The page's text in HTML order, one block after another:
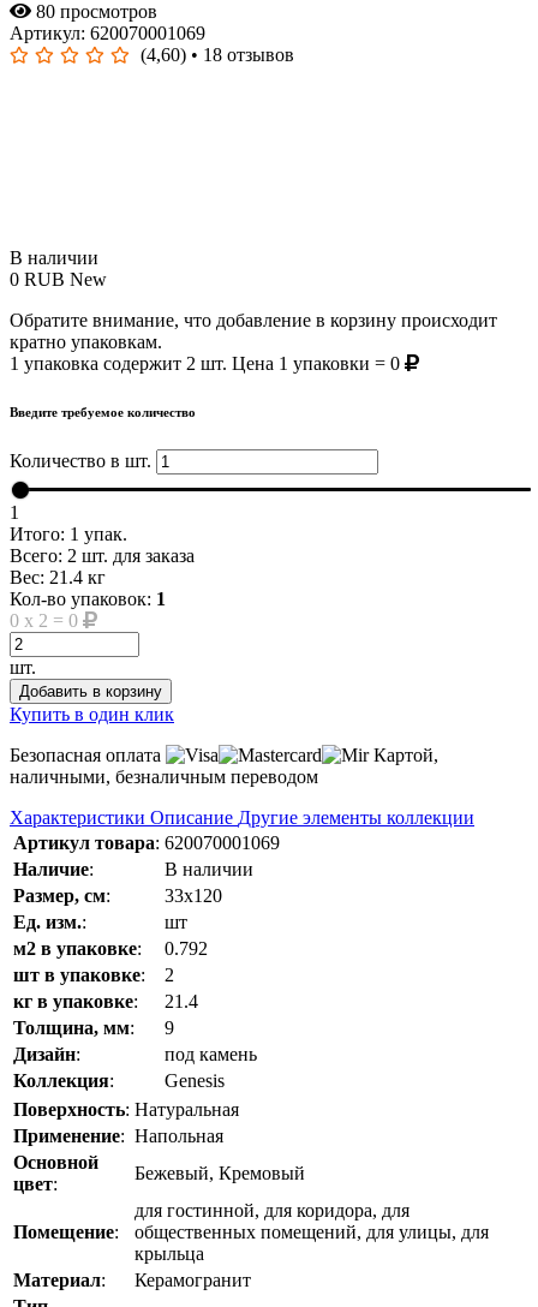
80 просмотров
Артикул: 620070001069
(4,60) • 18 отзывов
В наличии
0 RUB New
Обратите внимание, что добавление в корзину происходит
кратно упаковкам.
1 упаковка содержит 2 шт. Цена 1 упаковки = 0
Введите требуемое количество
Количество в шт.
1
Итого: 1 упак.
Всего: 2 шт. для заказа
Вес: 21.4 кг
Кол-во упаковок: 1
0 x 2 = 0
шт.
Добавить в корзину
Купить в один клик
Безопасная оплата
Картой,
наличными, безналичным переводом
Характеристики Описание Другие элементы коллекции
Артикул товара: 620070001069
Наличие:
В наличии
Размер, см:
33x120
Ед. изм.:
шт
м2 в упаковке:
0.792
шт в упаковке:
2
кг в упаковке:
21.4
Толщина, мм:
9
Дизайн:
под камень
Коллекция:
Genesis
Поверхность: Натуральная
Применение: Напольная
Основной
цвет:
Бежевый, Кремовый
Помещение:
для гостинной, для коридора, для
общественных помещений, для улицы, для
крыльца
Материал:
Керамогранит